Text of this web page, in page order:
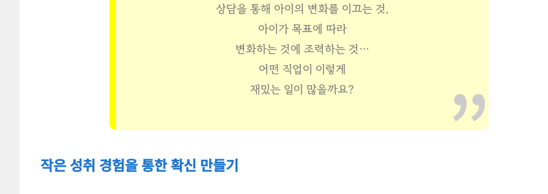
상담을 통해 아이의 변화를 이끄는 것,
아이가 목표에 따라
변화하는 것에 조력하는 것…
어떤 직업이 이렇게
재밌는 일이 많을까요?
작은 성취 경험을 통한 확신 만들기